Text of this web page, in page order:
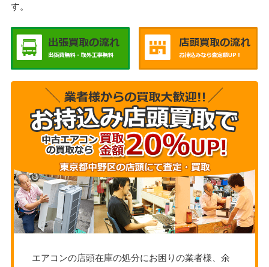
す。
エアコンの店頭在庫の処分にお困りの業者様、余